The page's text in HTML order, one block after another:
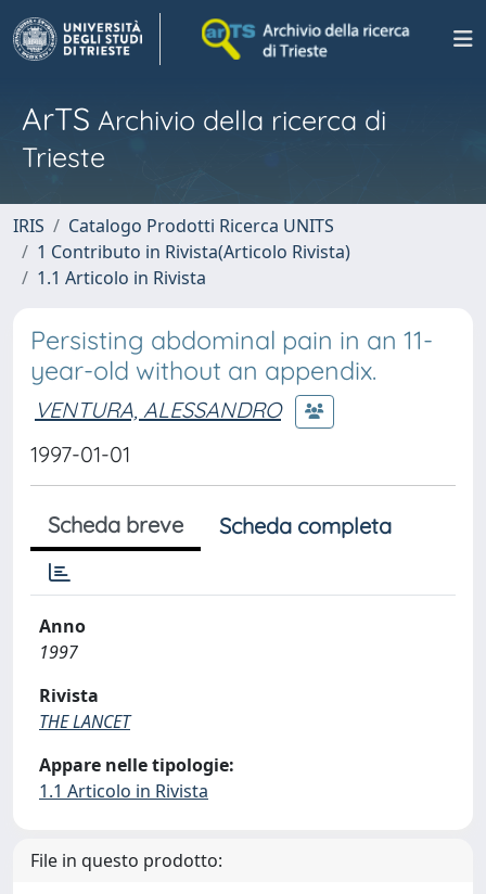
ArTS Archivio della ricerca di
Trieste
IRIS
Catalogo Prodotti Ricerca UNITS
1 Contributo in Rivista(Articolo Rivista)
1.1 Articolo in Rivista
Persisting abdominal pain in an 11-
year-old without an appendix.
VENTURA, ALESSANDRO
1997-01-01
Scheda breve Scheda completa
Anno
1997
Rivista
THE LANCET
Appare nelle tipologie:
1.1 Articolo in Rivista
File in questo prodotto: